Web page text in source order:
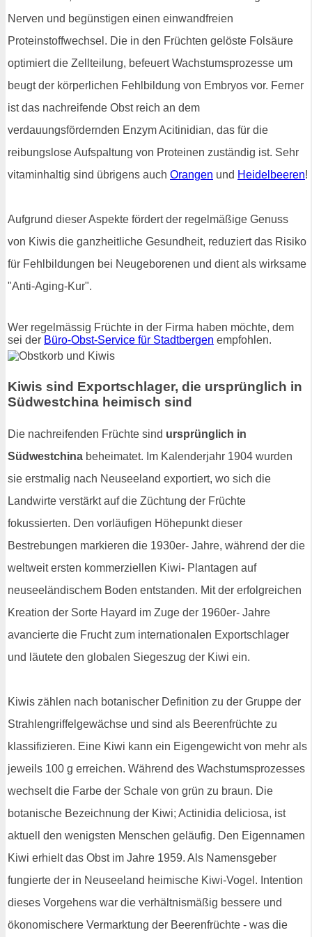
Nerven und begünstigen einen einwandfreien
Proteinstoffwechsel. Die in den Früchten gelöste Folsäure
optimiert die Zellteilung, befeuert Wachstumsprozesse um
beugt der körperlichen Fehlbildung von Embryos vor. Ferner
ist das nachreifende Obst reich an dem
verdauungsfördernden Enzym Acitinidian, das für die
reibungslose Aufspaltung von Proteinen zuständig ist. Sehr
vitaminhaltig sind übrigens auch Orangen und Heidelbeeren!
Aufgrund dieser Aspekte fördert der regelmäßige Genuss
von Kiwis die ganzheitliche Gesundheit, reduziert das Risiko
für Fehlbildungen bei Neugeborenen und dient als wirksame
"Anti-Aging-Kur".
Wer regelmässig Früchte in der Firma haben möchte, dem
sei der Büro-Obst-Service für Stadtbergen empfohlen.
Kiwis sind Exportschlager, die ursprünglich in
Südwestchina heimisch sind
Die nachreifenden Früchte sind ursprünglich in
Südwestchina beheimatet. Im Kalenderjahr 1904 wurden
sie erstmalig nach Neuseeland exportiert, wo sich die
Landwirte verstärkt auf die Züchtung der Früchte
fokussierten. Den vorläufigen Höhepunkt dieser
Bestrebungen markieren die 1930er- Jahre, während der die
weltweit ersten kommerziellen Kiwi- Plantagen auf
neuseeländischem Boden entstanden. Mit der erfolgreichen
Kreation der Sorte Hayard im Zuge der 1960er- Jahre
avancierte die Frucht zum internationalen Exportschlager
und läutete den globalen Siegeszug der Kiwi ein.
Kiwis zählen nach botanischer Definition zu der Gruppe der
Strahlengriffelgewächse und sind als Beerenfrüchte zu
klassifizieren. Eine Kiwi kann ein Eigengewicht von mehr als
jeweils 100 g erreichen. Während des Wachstumsprozesses
wechselt die Farbe der Schale von grün zu braun. Die
botanische Bezeichnung der Kiwi; Actinidia deliciosa, ist
aktuell den wenigsten Menschen geläufig. Den Eigennamen
Kiwi erhielt das Obst im Jahre 1959. Als Namensgeber
fungierte der in Neuseeland heimische Kiwi-Vogel. Intention
dieses Vorgehens war die verhältnismäßig bessere und
ökonomischere Vermarktung der Beerenfrüchte - was die